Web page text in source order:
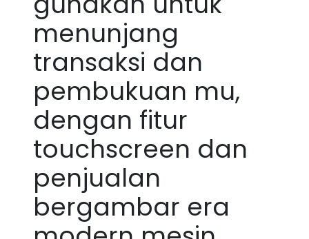
menunjang
transaksi dan
pembukuan mu,
dengan fitur
touchscreen dan
penjualan
bergambar era